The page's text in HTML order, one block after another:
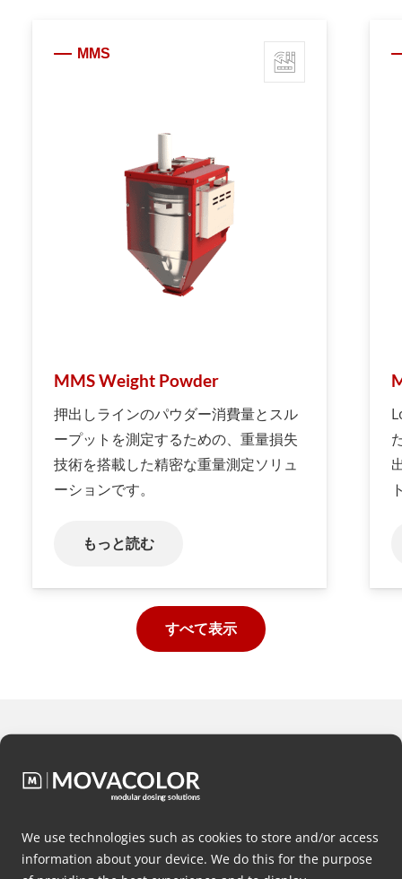
We use technologies such as cookies to store and/or access
information about your device. We do this for the purpose
MMS
MMS Weight Powder
押出しラインのパウダー消費量とスル
ープットを測定するための、重量損失
技術を搭載した精密な重量測定ソリュ
ーションです。
もっと読む
すべて表示
どの投与構成がお客様のアプ
リケーションに最適か、
アドバイスをご希望か？